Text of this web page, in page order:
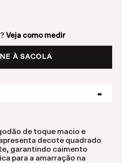
Veja como medir
À SACOLA
de toque macio e
decote quadrado
garantindo caimento
para a amarração na